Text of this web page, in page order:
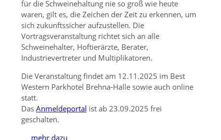
für die Schweinehaltung nie so groß wie heute
waren, gilt es, die Zeichen der Zeit zu erkennen, um
sich zukunftssicher aufzustellen. Die
Vortragsveranstaltung richtet sich an alle
Schweinehalter, Hoftierärzte, Berater,
Industrievertreter und Multiplikatoren.
Die Veranstaltung findet am 12.11.2025 im Best
Western Parkhotel Brehna-Halle sowie auch online
statt.
Das Anmeldeportal ist ab 23.09.2025 frei
geschalten.
mehr dazu